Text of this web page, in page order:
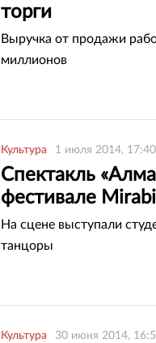
торги
Выручка от продажи
миллионов
Культура 1 июля 2014, 17:40
Спектакль
фестивале
На сцене выступали
танцоры
Культура 30 июня 2014,